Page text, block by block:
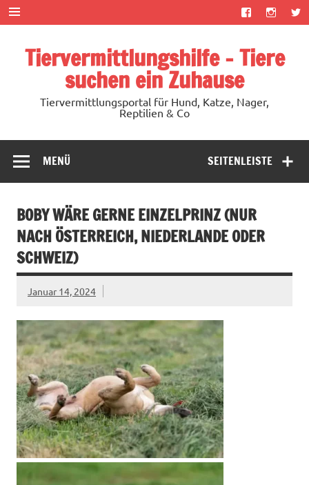
Zum
Inhalt
springen
Tiervermittlungshilfe – Tiere
suchen ein Zuhause
Tiervermittlungsportal für Hund, Katze, Nager,
Reptilien & Co
SEITENLEISTE
MENÜ
BOBY WÄRE GERNE EINZELPRINZ (NUR
NACH ÖSTERREICH, NIEDERLANDE ODER
SCHWEIZ)
Januar 14, 2024